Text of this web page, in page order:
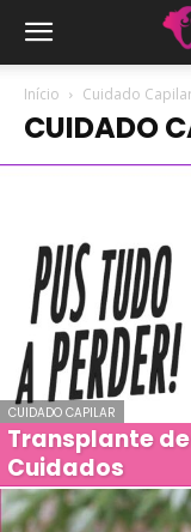
Início Cuidado
CUIDADO
CUIDADO CAPILAR
Transplante
Cuidados